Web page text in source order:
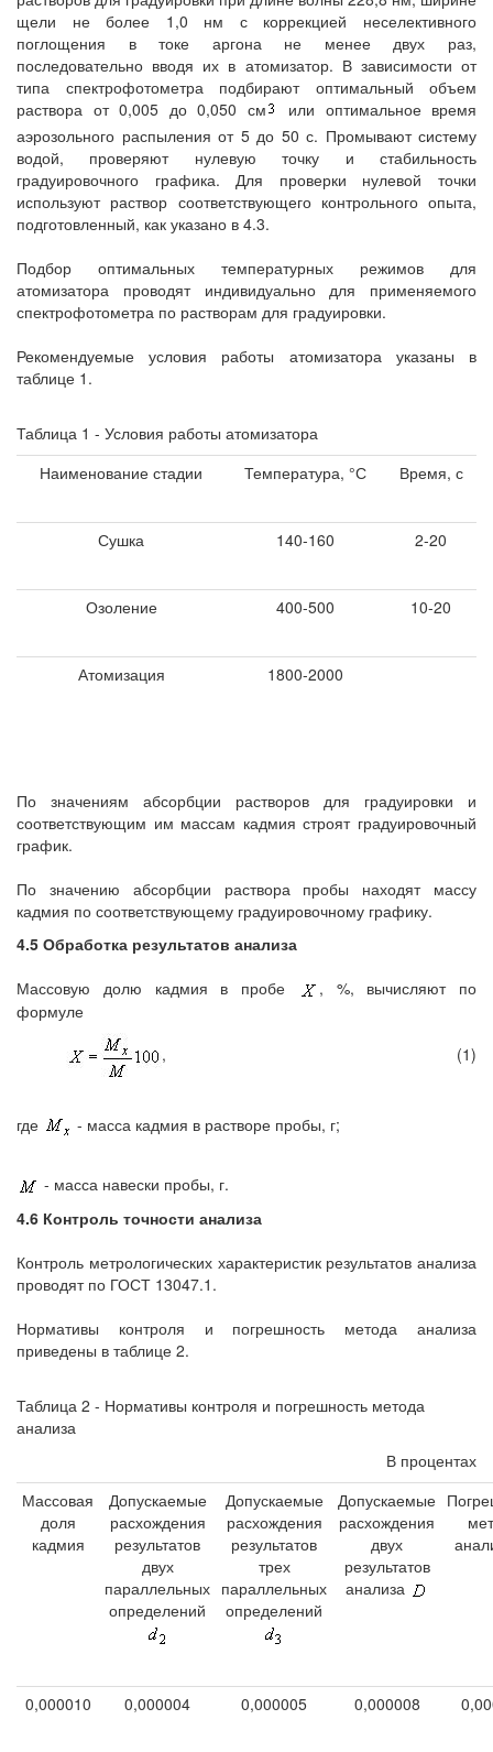
щели не более 1,0 нм с коррекцией неселективного
поглощения в токе аргона не менее двух раз,
последовательно вводя их в атомизатор. В зависимости от
типа спектрофотометра подбирают оптимальный объем
раствора от 0,005 до 0,050 см
или оптимальное время
аэрозольного распыления от 5 до 50 с. Промывают систему
водой, проверяют нулевую точку и стабильность
градуировочного графика. Для проверки нулевой точки
используют раствор соответствующего контрольного опыта,
подготовленный, как указано в 4.3.
Подбор оптимальных температурных режимов для
атомизатора проводят индивидуально для применяемого
спектрофотометра по растворам для градуировки.
Рекомендуемые условия работы атомизатора указаны в
таблице 1.
Таблица 1 - Условия работы атомизатора
Наименование стадии
Температура, °С Время, с
Сушка 140-160 2-20
Озоление 400-500 10-20
Атомизация 1800-2000
По значениям абсорбции растворов для градуировки и
соответствующим им массам кадмия строят градуировочный
график.
По значению абсорбции раствора пробы находят массу
кадмия по соответствующему градуировочному графику.
4.5 Обработка результатов анализа
Массовую долю кадмия в пробе
, %, вычисляют по
формуле
,
(1)
где - масса кадмия в растворе пробы, г;
- масса навески пробы, г.
4.6 Контроль точности анализа
Контроль метрологических характеристик результатов анализа
проводят по ГОСТ 13047.1.
Нормативы контроля и погрешность метода анализа
приведены в таблице 2.
Таблица 2 - Нормативы контроля и погрешность метода
анализа
В процентах
Массовая
доля
кадмия
Допускаемые
расхождения
результатов
двух
параллельных
определений
Допускаемые
расхождения
результатов
трех
параллельных
определений
Допускаемые
расхождения
двух
результатов
анализа
0,000010 0,000004 0,000005 0,000008